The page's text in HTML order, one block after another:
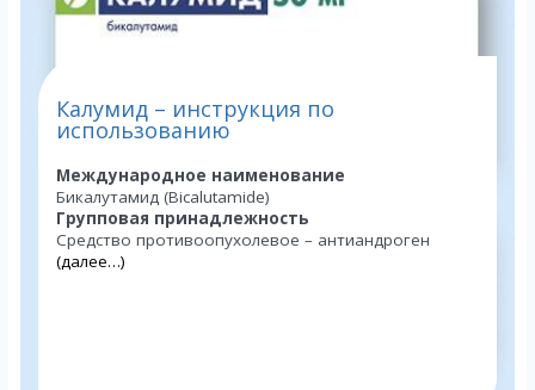
Калумид – инструкция по
использованию
Международное наименование
Бикалутамид (Bicalutamide)
Групповая принадлежность
Средство противоопухолевое – антиандроген
(далее…)